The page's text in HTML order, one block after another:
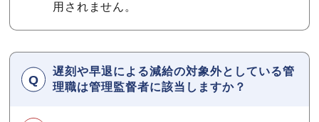
用されません。
遅刻や早退による減給の対象外としている管
理職は管理監督者に該当しますか？